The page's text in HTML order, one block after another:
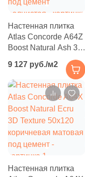
29.7x59.8 (
30.4x30.4 (2)
30x32.5 (5)
30x31.5 ( 4)
30x14.8 (2)
30x119.5 (2)
30х119.5 ( 2)
30.5x31.4 (
30x32 (5)
Настенная плитка
Atlas Concorde A64Z
Boost Natural Ash 3D
бежевая матовая
под цемент
волнистая
9 127 руб./м2
Настенная плитка